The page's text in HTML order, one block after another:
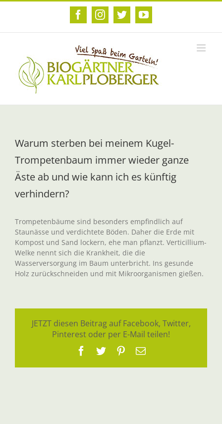
Zum
FacebookInstagram
TwitterYouTube
Warum sterben bei meinem Kugel-
Trompetenbaum immer wieder ganze
Äste ab und wie kann ich es künftig
verhindern?
Trompetenbäume sind besonders empfindlich auf
Staunässe und verdichtete Böden. Daher die Erde mit
Kompost und Sand lockern, ehe man pflanzt. Verticillium-
Welke nennt sich die Krankheit, die die
Wasserversorgung im Baum unterbricht. Ins gesunde
Holz zurückschneiden und mit Mikroorganismen gießen.
JETZT diesen Beitrag auf Facebook, Twitter,
Pinterest oder per E-Mail teilen!
Facebook
TwitterPinterest
E-